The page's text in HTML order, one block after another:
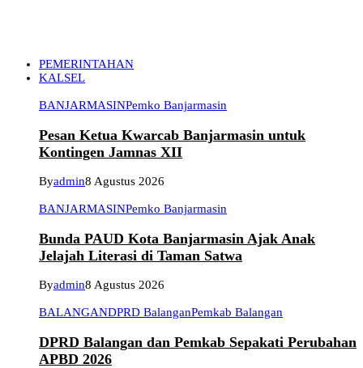
PEMERINTAHAN
KALSEL
BANJARMASINPemko Banjarmasin
Pesan Ketua Kwarcab Banjarmasin untuk
Kontingen Jamnas XII
Byadmin8 Agustus 2026
BANJARMASINPemko Banjarmasin
Bunda PAUD Kota Banjarmasin Ajak Anak
Jelajah Literasi di Taman Satwa
Byadmin8 Agustus 2026
BALANGANDPRD BalanganPemkab Balangan
DPRD Balangan dan Pemkab Sepakati Perubahan
APBD 2026